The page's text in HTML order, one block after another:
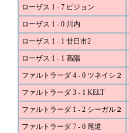
ローザス 1 - 7 ピジョン
ローザス 1 - 0 川内
ローザス 1 - 1 廿日市2
ローザス 1 - 1 高陽
ファルトラーダ 4 - 0 ツネイシ２
ファルトラーダ 3 - 1 KELT
ファルトラーダ 1 - 2 シーガル２
ファルトラーダ 7 - 0 尾道